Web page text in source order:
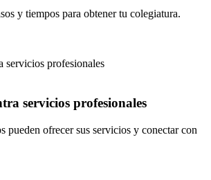
y tiempos para obtener tu colegiatura.
servicios profesionales
pueden ofrecer sus servicios y conectar con